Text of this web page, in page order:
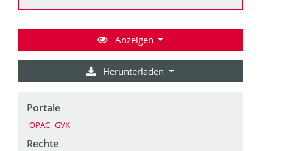
Anzeigen
Herunterladen
Portale
OPAC GVK
Rechte